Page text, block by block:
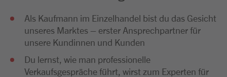
Als Kaufmann im Einzelhandel bist du das Gesicht
unseres Marktes – erster Ansprechpartner für
unsere Kundinnen und Kunden
Du lernst, wie man professionelle
Verkaufsgespräche führt, wirst zum Experten für